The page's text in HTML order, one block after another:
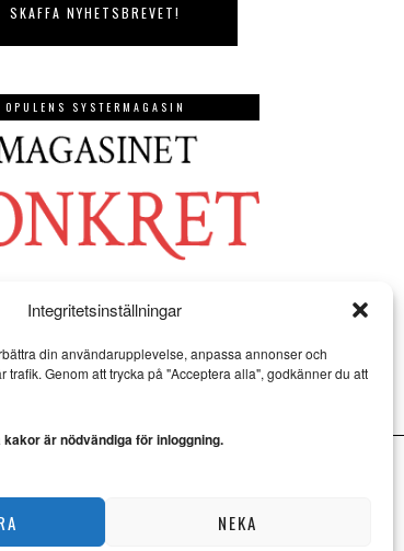
Integritetsinställningar
din användarupplevelse, anpassa annonser och
trafik. Genom att trycka på "Acceptera alla", godkänner du att
är nödvändiga för inloggning.
NEKA
OPULENS SYSTERMAGASIN